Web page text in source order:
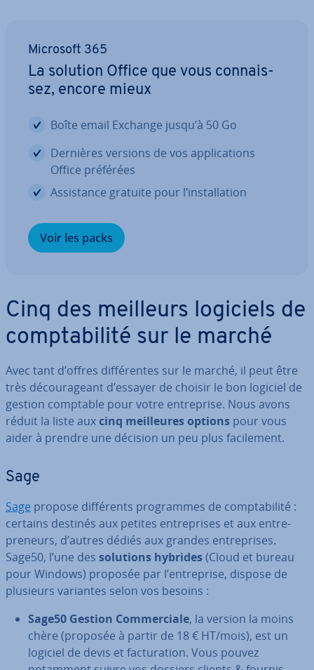
Microsoft 365
La solution Office que vous con­nais­
sez, encore mieux
Boîte email Exchange jusqu’à 50 Go
Dernières versions de vos ap­pli­ca­tions
Office préférées
As­sis­tance gratuite pour l’ins­tal­la­tion
Voir les packs
Cinq des meilleurs logiciels de
comp­ta­bi­lité sur le marché
Avec tant d’offres dif­fé­rentes sur le marché, il peut être
très dé­cou­ra­geant d’essayer de choisir le bon logiciel de
gestion comptable pour votre en­tre­prise. Nous avons
réduit la liste auxcinq meil­leures options pour vous
aider à prendre une décision un peu plus fa­ci­le­ment.
Sage
Sage propose dif­fé­rents pro­grammes de comp­ta­bi­lité :
certains destinés aux petites en­tre­prises et aux en­tre­
pre­neurs, d’autres dédiés aux grandes en­tre­prises.
Sage50, l’une des solutions hybrides(Cloud et bureau
pour Windows) proposée par l’en­tre­prise, dispose de
plusieurs variantes selon vos besoins :
Sage50 Gestion Com­mer­ciale, la version la moins
chère (proposée à partir de 18 € HT/mois), est un
logiciel de devis et fac­tu­ra­tion. Vous pouvez